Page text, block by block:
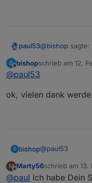
paul53@bishop sagte:
Nur
immer alles
Reihenfolge
B
Offline
bishopschrieb am 12.
zuletzt editiert
@paul53
ok, vielen dank
B bishop@paul53
ok, vielen dank
M
Offline
Marty56schrieb am 13.
zuletzt editiert
@paul Ich habe Dein